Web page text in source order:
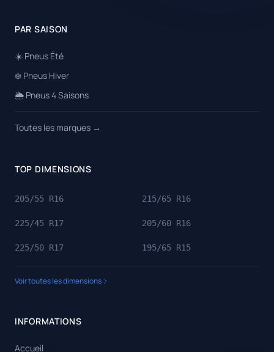
PAR SAISON
☀️ Pneus Été
❄️ Pneus Hiver
🌦️ Pneus 4 Saisons
Toutes les marques →
TOP DIMENSIONS
205/55 R16 215/65 R16
225/45 R17 205/60 R16
225/50 R17 195/65 R15
Voir toutes les dimensions
INFORMATIONS
Accueil